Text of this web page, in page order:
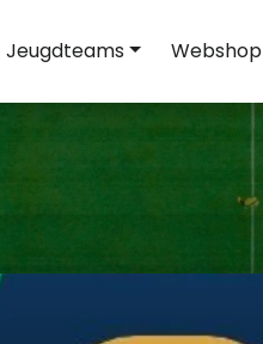
Jeugdteams Webshop